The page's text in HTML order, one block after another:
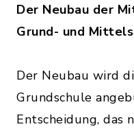
Der Neubau der
Grund- und
Der Neubau wird
Grundschule
Entscheidung, das